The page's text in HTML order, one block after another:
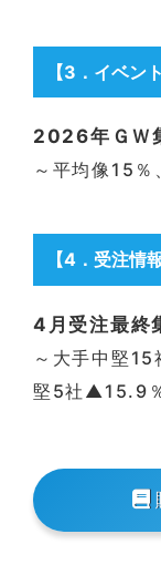
【3 ． イベン
2026年ＧＷ
～平均像15
【4 ． 受注情報
4月受注最終
～大手中堅
堅5社▲15.9